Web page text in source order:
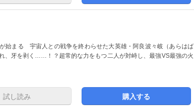
始まる 宇宙人との戦争を終わらせた大英雄・阿良波々岐（あらはば
、牙を剥く……！？超常的な力をもつ二人が対峙し、最強VS最強の火
試し読み 購入する